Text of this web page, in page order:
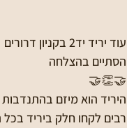
עוד יריד יד2 בקניון דרורים
הסתיים בהצלחה
🤝👏🤝
היריד הוא מיזם
רבים לקחו חלק ביריד